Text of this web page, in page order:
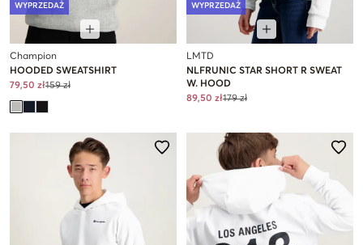
WYPRZEDAŻ
Champion
HOODED SWEATSHIRT
79,50 zł159 zł
WYPRZEDAŻ
LMTD
NLFRUNIC STAR SHORT R SWEAT
W. HOOD
89,50 zł179 zł